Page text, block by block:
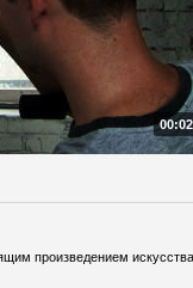
произведением